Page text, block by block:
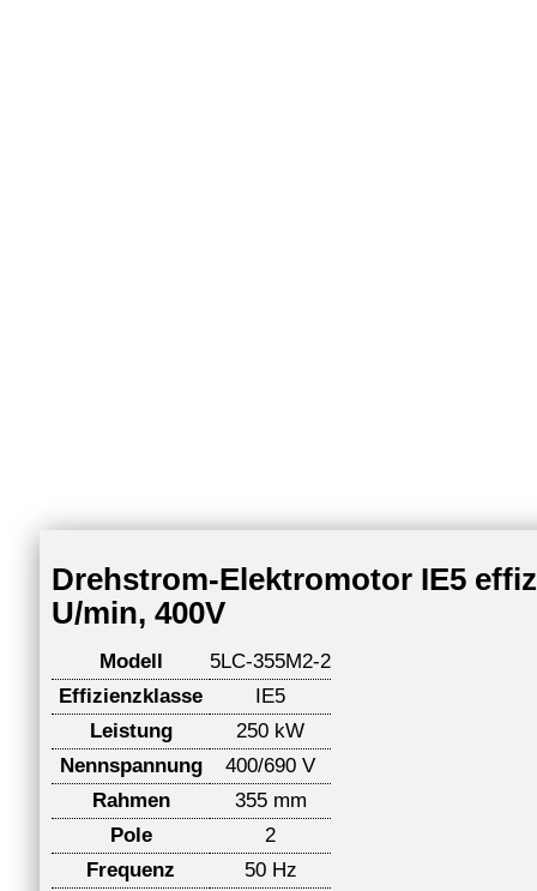
Drehstrom-Elektromotor IE5
U/min, 400V
Modell
5LC-355M2-2
Effizienzklasse
IE5
Leistung
250 kW
Nennspannung
400/690 V
Rahmen
355 mm
Pole
2
Frequenz
50 Hz